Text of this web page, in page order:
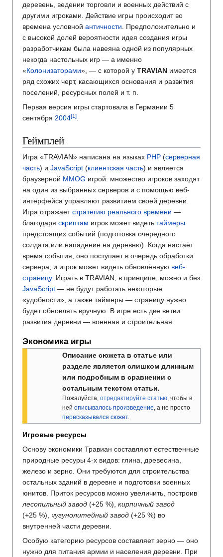
деревень, ведении торговли и военных действий с
другими игроками. Действие игры происходит во
времена условной античности. Предположительно и
с высокой долей вероятности идея создания игры
разработчикам была навеяна одной из популярных
некогда настольных игр — а именно
«Колонизаторами», — с которой у TRAVIAN имеется
ряд схожих черт, касающихся основания и развития
поселений, ресурсных полей и т. п.
Первая версия игры стартовала в Германии 5
сентября 2004 .
Геймплей
Игра «TRAVIAN» написана на языках PHP (серверная
часть) и JavaScript (клиентская часть) и является
браузерной MMOG игрой: множество игроков заходят
на один из выбранных серверов и с помощью веб-
интерфейса управляют развитием своей деревни.
Игра отражаетстратегию реального времени —
благодаря скриптам игрок может видеть таймеры
предстоящих событий (подготовка очередного
солдата или нападение на деревню). Когда настаёт
время события, оно поступает в очередь обработки
сервера, и игрок может видеть обновлённую веб-
страницу. Играть в TRAVIAN, в принципе, можно и без
JavaScript — не будут работать некоторые
«удобности», а также таймеры — страницу нужно
будет обновлять вручную. В игре есть две ветви
развития деревни — военная и строительная.
Экономика игры
Описание сюжета в статье или
разделе является слишком длинным
или подробным в сравнении с
остальным текстом статьи.
Пожалуйста, отредактируйте статью, чтобы в
ней описывалось произведение, а не просто
пересказывался сюжет.
Игровые ресурсы
Основу экономики Травиан составляют естественные
природные ресуры 4-х видов: глина, древесина,
железо и зерно. Они требуются для строительства
остальных зданий в деревне и подготовки военных
юнитов. Приток ресурсов можно увеличить, построив
лесопильный завод (+25 %), кирпичный завод
(+25 %), чугунолитейный завод (+25 %) во
внутренней части деревни.
Особую категорию ресурсов составляет зерно — оно
нужно для питания армии и населения деревни. При